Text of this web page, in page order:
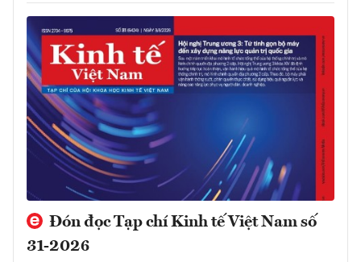
Đón đọc Tạp chí Kinh tế Việt Nam số
31-2026